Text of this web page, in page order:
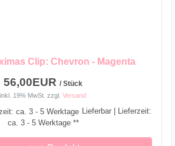
Clip: Chevron - Magenta
56,00EUR / Stück
inkl. 19% MwSt. zzgl. Versand
Lieferbar | Lieferzeit:
ca. 3 - 5 Werktage **